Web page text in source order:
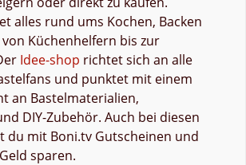
alles rund ums Kochen, Backen
Küchenhelfern bis zur
Idee-shop richtet sich an alle
und punktet mit einem
an Bastelmaterialien,
DIY-Zubehör. Auch bei diesen
du mit Boni.tv Gutscheinen und
sparen.